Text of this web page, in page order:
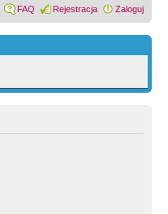
FAQ Rejestracja Zaloguj